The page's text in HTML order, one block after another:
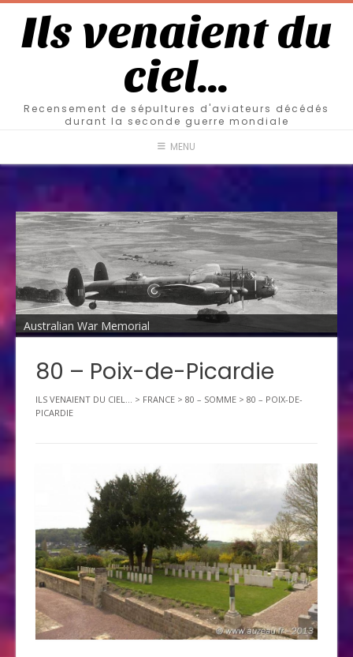
Ils venaient du
ciel…
Recensement de sépultures d'aviateurs décédés
durant la seconde guerre mondiale
MENU
Australian War Memorial
80 – Poix-de-Picardie
ILS VENAIENT DU CIEL... > FRANCE > 80 – SOMME > 80 – POIX-DE-
PICARDIE